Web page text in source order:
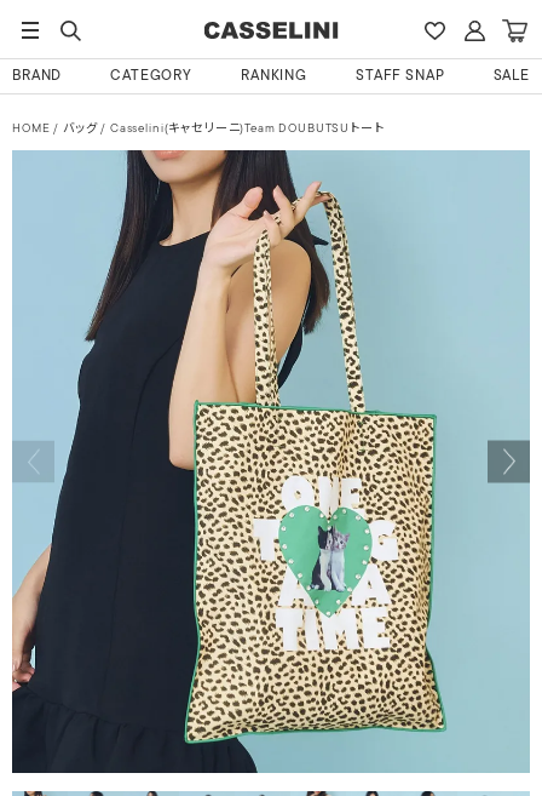
BRAND CATEGORY RANKING STAFF SNAP SALE
HOME バッグ Casselini(キャセリーニ)Team DOUBUTSUトート